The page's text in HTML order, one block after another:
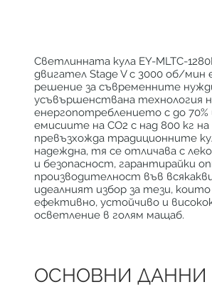
Светлинната кула EY-MLTC-
двигател Stage V с 3000 об/мин
решение за съвременните
усъвършенствана технология
енергопотреблението с до 70%
емисиите на CO2 с над 800 кг
превъзхожда традиционните
надеждна, тя се отличава с
и безопасност, гарантирайки
производителност във
идеалният избор за тези,
ефективно, устойчиво и
осветление в голям мащаб.
ОСНОВНИ ДАННИ